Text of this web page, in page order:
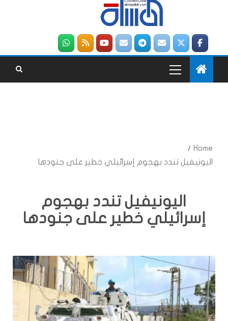
Home
اليونيفيل تندد بهجوم إسرائيلي خطير على جنودها
اليونيفيل تندد بهجوم
إسرائيلي خطير على جنودها